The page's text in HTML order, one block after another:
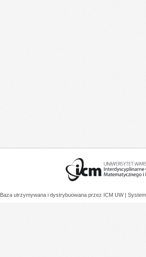
Baza utrzymywana i dystrybuowana przez ICM UW |